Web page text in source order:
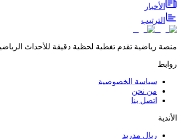
الأخبار
الترتيب
منصة رياضية تقدم تغطية لحظية دقيقة للأحداث
روابط
سياسة الخصوصية
من نحن
اتصل بنا
الأندية
ريال مدريد